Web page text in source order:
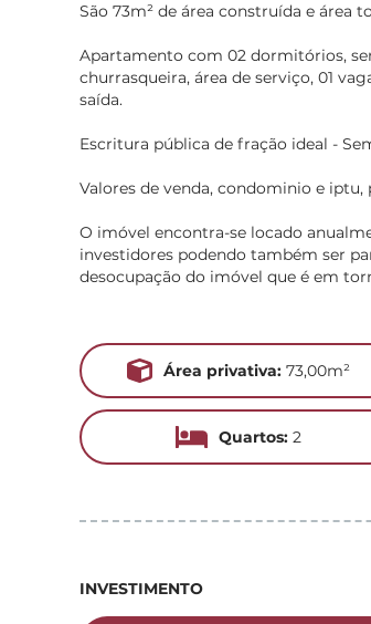
São 73m² de área construída e área
Apartamento com 02 dormitórios,
churrasqueira, área de serviço, 01
saída.
Escritura pública de fração ideal -
Valores de venda, condominio e
O imóvel encontra-se locado
investidores podendo também ser
desocupação do imóvel que é em
Área privativa:73,00m²
Quartos:2
INVESTIMENTO